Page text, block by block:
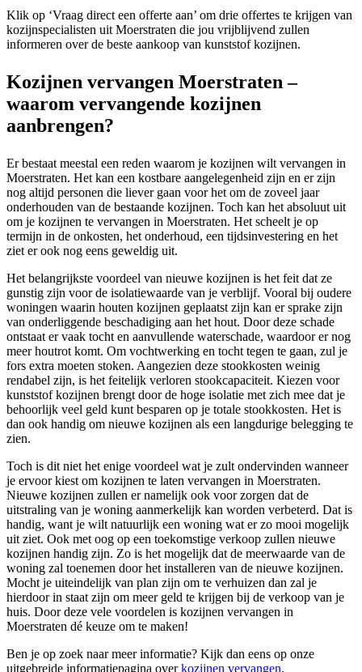
Klik op ‘Vraag direct een offerte aan’ om drie offertes te krijgen van
kozijnspecialisten uit Moerstraten die jou vrijblijvend zullen
informeren over de beste aankoop van kunststof kozijnen.
Kozijnen vervangen Moerstraten –
waarom vervangende kozijnen
aanbrengen?
Er bestaat meestal een reden waarom je kozijnen wilt vervangen in
Moerstraten. Het kan een kostbare aangelegenheid zijn en er zijn
nog altijd personen die liever gaan voor het om de zoveel jaar
onderhouden van de bestaande kozijnen. Toch kan het absoluut uit
om je kozijnen te vervangen in Moerstraten. Het scheelt je op
termijn in de onkosten, het onderhoud, een tijdsinvestering en het
ziet er ook nog eens geweldig uit.
Het belangrijkste voordeel van nieuwe kozijnen is het feit dat ze
gunstig zijn voor de isolatiewaarde van je verblijf. Vooral bij oudere
woningen waarin houten kozijnen geplaatst zijn kan er sprake zijn
van onderliggende beschadiging aan het hout. Door deze schade
ontstaat er vaak tocht en aanvullende waterschade, waardoor er nog
meer houtrot komt. Om vochtwerking en tocht tegen te gaan, zul je
fors extra moeten stoken. Aangezien deze stookkosten weinig
rendabel zijn, is het feitelijk verloren stookcapaciteit. Kiezen voor
kunststof kozijnen brengt door de hoge isolatie met zich mee dat je
behoorlijk veel geld kunt besparen op je totale stookkosten. Het is
dan ook handig om nieuwe kozijnen als een langdurige belegging te
zien.
Toch is dit niet het enige voordeel wat je zult ondervinden wanneer
je ervoor kiest om kozijnen te laten vervangen in Moerstraten.
Nieuwe kozijnen zullen er namelijk ook voor zorgen dat de
uitstraling van je woning aanmerkelijk kan worden verbeterd. Dat is
handig, want je wilt natuurlijk een woning wat er zo mooi mogelijk
uit ziet. Ook met oog op een toekomstige verkoop zullen nieuwe
kozijnen handig zijn. Zo is het mogelijk dat de meerwaarde van de
woning zal toenemen door het installeren van de nieuwe kozijnen.
Mocht je uiteindelijk van plan zijn om te verhuizen dan zal je
hierdoor in staat zijn om meer geld te krijgen bij de verkoop van je
huis. Door deze vele voordelen is kozijnen vervangen in
Moerstraten dé keuze om te maken!
Ben je op zoek naar meer informatie? Kijk dan eens op onze
uitgebreide informatiepagina overkozijnen vervangen.